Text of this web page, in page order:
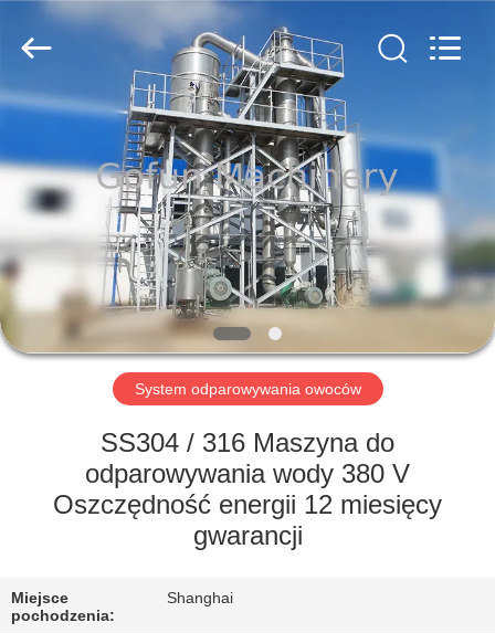
DOM
PRODUKTY
FILMY
POKAZ
VR
FABRYCE
Co.,
Reserved.
System odparowywania owoców
SS304 / 316 Maszyna do
odparowywania wody 380 V
Oszczędność energii 12 miesięcy
gwarancji
Miejsce
pochodzenia:
Shanghai